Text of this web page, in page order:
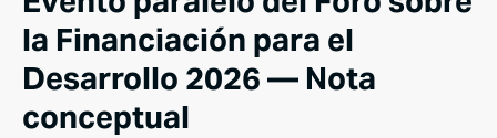
la Financiación para el
Desarrollo 2026 — Nota
conceptual